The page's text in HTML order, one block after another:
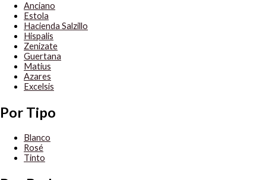
Anciano
Estola
Hacienda Salzillo
Hispalis
Zenizate
Guertana
Matius
Azares
Excelsis
Por Tipo
Blanco
Rosé
Tinto